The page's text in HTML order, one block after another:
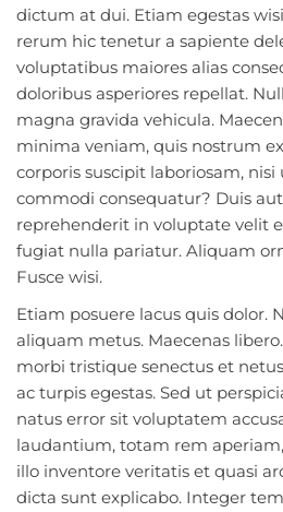
dictum at dui. Etiam egestas
rerum hic tenetur a sapiente
voluptatibus maiores alias
doloribus asperiores repellat.
magna gravida vehicula.
minima veniam, quis nostrum
corporis suscipit laboriosam, nisi
commodi consequatur? Duis
reprehenderit in voluptate velit
fugiat nulla pariatur. Aliquam
Fusce wisi.
Etiam posuere lacus quis dolor.
aliquam metus. Maecenas
morbi tristique senectus et
ac turpis egestas. Sed ut
natus error sit voluptatem
laudantium, totam rem
illo inventore veritatis et quasi
dicta sunt explicabo. Integer